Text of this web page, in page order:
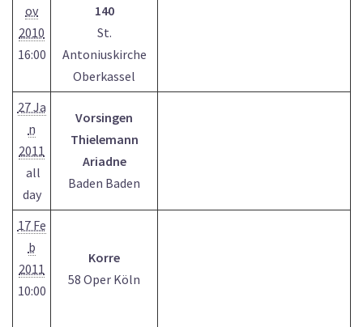
ov
2010
16:00
140
St.
Antoniuskirche
Oberkassel
27 Ja
n
2011
all
day
Vorsingen
Thielemann
Ariadne
Baden Baden
17 Fe
b
2011
10:00
Korre
58 Oper Köln